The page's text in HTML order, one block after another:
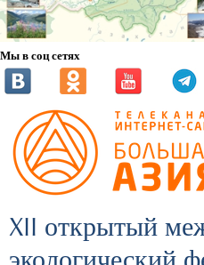
Мы в соц сетях
XII открытый